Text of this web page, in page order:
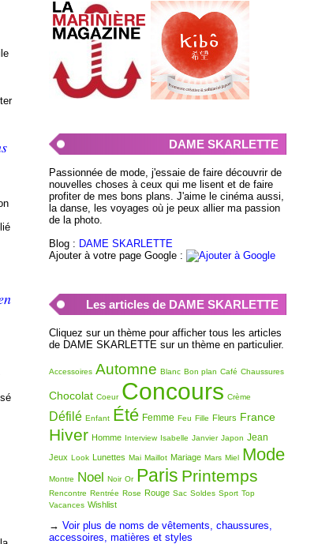
DAME SKARLETTE
Passionnée de mode, j'essaie de faire découvrir de
nouvelles choses à ceux qui me lisent et de faire
profiter de mes bons plans. J'aime le cinéma aussi,
la danse, les voyages où je peux allier ma passion
de la photo.
Blog : DAME SKARLETTE
Ajouter à votre page Google :
Les articles de DAME SKARLETTE
Cliquez sur un thème pour afficher tous les articles
de DAME SKARLETTE sur un thème en particulier.
Accessoires Automne Blanc Bon plan Café Chaussures
Chocolat Coeur Concours Crème
Défilé Enfant Été Femme Feu Fille Fleurs France
Hiver Homme Interview Isabelle Janvier Japon Jean
Jeux Look Lunettes Mai Maillot Mariage Mars Miel Mode
Montre Noel Noir Or Paris Printemps
Rencontre Rentrée Rose Rouge Sac Soldes Sport Top
Vacances Wishlist
→ Voir plus de noms de vêtements, chaussures,
accessoires, matières et styles